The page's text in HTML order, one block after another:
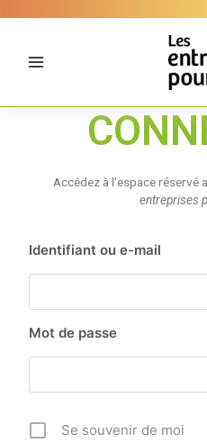
Accédez à l’espace réservé
entreprises
Identifiant ou e-mail
Mot de passe
Se souvenir de moi